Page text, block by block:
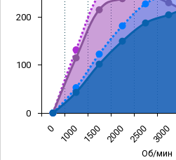
Об/мин
0 1000 1500 2000 2500 3000
0
100
200